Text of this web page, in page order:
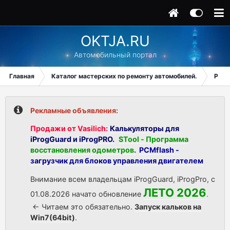
OKTJA.RU
Автомобильный портал
Главная Каталог мастерских по ремонту автомобилей.
Рекламные объявления:
Продажи от Vasilich: Калькуляторы для
iProgGuard и iProgPRO. STool - Программа
восстановления одометров. PCMflash -
загрузчик для блоков управления двигателем
Внимание всем владельцам iProgGuard, iProgPro, с
01.08.2026 начато обновление ЛЕТО 2026.
<- Читаем это обязательно. Запуск кальков на
Win7(64bit).